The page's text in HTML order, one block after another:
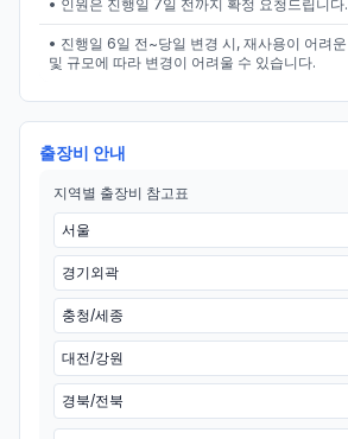
• 인원은 진행일 7일 전까지 확정 요청드립니다.
• 진행일 6일 전~당일 변경 시, 재사용이 어려
및 규모에 따라 변경이 어려울 수 있습니다.
출장비 안내
지역별 출장비 참고표
서울
경기외곽
충청/세종
대전/강원
경북/전북